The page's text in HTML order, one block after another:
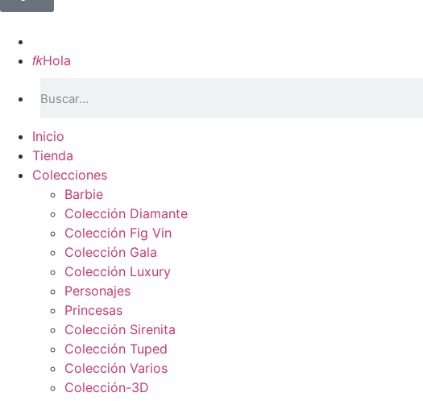
Hola
Inicio
Tienda
Colecciones
Barbie
Colección Diamante
Colección Fig Vin
Colección Gala
Colección Luxury
Personajes
Princesas
Colección Sirenita
Colección Tuped
Colección Varios
Colección-3D